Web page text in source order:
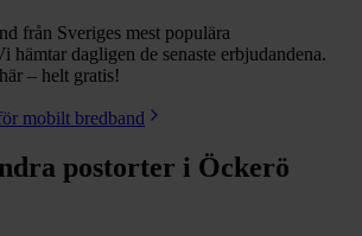
från Sveriges mest populära
hämtar dagligen de senaste erbjudandena.
– helt gratis!
mobilt bredband
postorter i Öckerö